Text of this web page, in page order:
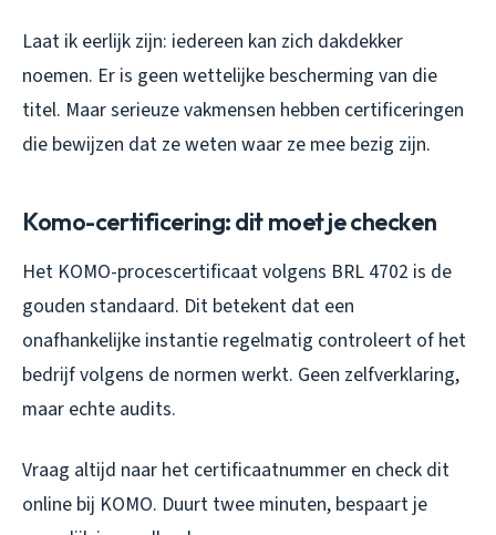
Laat ik eerlijk zijn: iedereen kan zich dakdekker
noemen. Er is geen wettelijke bescherming van die
titel. Maar serieuze vakmensen hebben certificeringen
die bewijzen dat ze weten waar ze mee bezig zijn.
Komo-certificering: dit moet je checken
Het KOMO-procescertificaat volgens BRL 4702 is de
gouden standaard. Dit betekent dat een
onafhankelijke instantie regelmatig controleert of het
bedrijf volgens de normen werkt. Geen zelfverklaring,
maar echte audits.
Vraag altijd naar het certificaatnummer en check dit
online bij KOMO. Duurt twee minuten, bespaart je